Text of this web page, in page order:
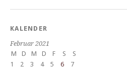
KALENDER
Februar 2021
M
D M D F S
S
1
2 3 4 5 6
7